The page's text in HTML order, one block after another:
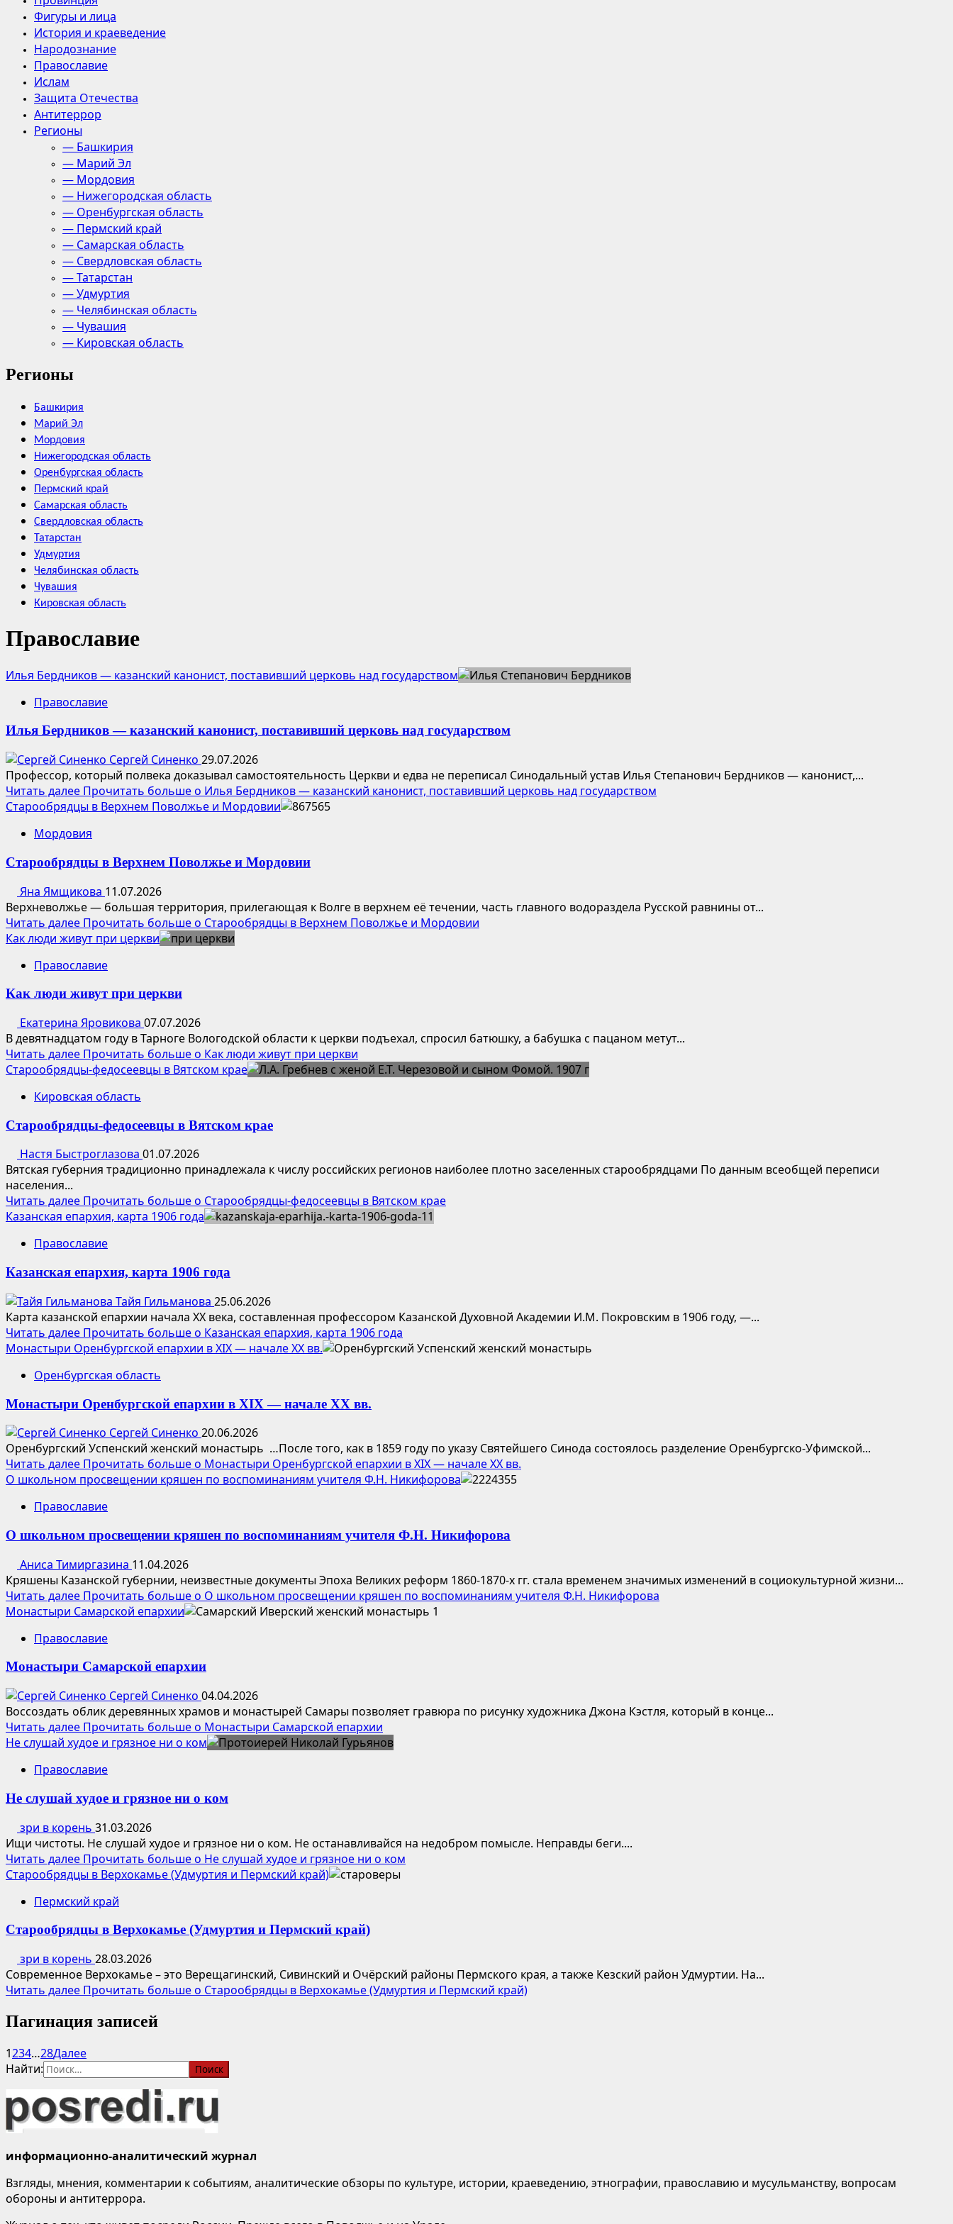
Фигуры и лица
История и краеведение
Народознание
Православие
Ислам
Защита Отечества
Антитеррор
Регионы
— Башкирия
— Марий Эл
— Мордовия
— Нижегородская область
— Оренбургская область
— Пермский край
— Самарская область
— Свердловская область
— Татарстан
— Удмуртия
— Челябинская область
— Чувашия
— Кировская область
Регионы
Башкирия
Марий Эл
Мордовия
Нижегородская область
Оренбургская область
Пермский край
Самарская область
Свердловская область
Татарстан
Удмуртия
Челябинская область
Чувашия
Кировская область
Православие
Илья Бердников — казанский канонист, поставивший церковь над государством
Православие
Илья Бердников — казанский канонист, поставивший церковь над государством
Сергей Синенко 29.07.2026
Профессор, который полвека доказывал самостоятельность Церкви и едва не переписал Синодальный устав Илья Степанович Бердников — канонист,...
Читать далее Прочитать больше о Илья Бердников — казанский канонист, поставивший церковь над государством
Старообрядцы в Верхнем Поволжье и Мордовии
Мордовия
Старообрядцы в Верхнем Поволжье и Мордовии
Яна Ямщикова 11.07.2026
Верхневолжье — большая территория, прилегающая к Волге в верхнем её течении, часть главного водораздела Русской равнины от...
Читать далее Прочитать больше о Старообрядцы в Верхнем Поволжье и Мордовии
Как люди живут при церкви
Православие
Как люди живут при церкви
Екатерина Яровикова 07.07.2026
В девятнадцатом году в Тарноге Вологодской области к церкви подъехал, спросил батюшку, а бабушка с пацаном метут...
Читать далее Прочитать больше о Как люди живут при церкви
Старообрядцы-федосеевцы в Вятском крае
Кировская область
Старообрядцы-федосеевцы в Вятском крае
Настя Быстроглазова 01.07.2026
Вятская губерния традиционно принадлежала к числу российских регионов наиболее плотно заселенных старообрядцами По данным всеобщей переписи
населения...
Читать далее Прочитать больше о Старообрядцы-федосеевцы в Вятском крае
Казанская епархия, карта 1906 года
Православие
Казанская епархия, карта 1906 года
Тайя Гильманова 25.06.2026
Карта казанской епархии начала XX века, составленная профессором Казанской Духовной Академии И.М. Покровским в 1906 году, —...
Читать далее Прочитать больше о Казанская епархия, карта 1906 года
Монастыри Оренбургской епархии в XIX — начале XX вв.
Оренбургская область
Монастыри Оренбургской епархии в XIX — начале XX вв.
Сергей Синенко 20.06.2026
Оренбургский Успенский женский монастырь …После того, как в 1859 году по указу Святейшего Синода состоялось разделение Оренбургско-Уфимской...
Читать далее Прочитать больше о Монастыри Оренбургской епархии в XIX — начале XX вв.
О школьном просвещении кряшен по воспоминаниям учителя Ф.Н. Никифорова
Православие
О школьном просвещении кряшен по воспоминаниям учителя Ф.Н. Никифорова
Аниса Тимиргазина 11.04.2026
Кряшены Казанской губернии, неизвестные документы Эпоха Великих реформ 1860-1870-х гг. стала временем значимых изменений в социокультурной жизни...
Читать далее Прочитать больше о О школьном просвещении кряшен по воспоминаниям учителя Ф.Н. Никифорова
Монастыри Самарской епархии
Православие
Монастыри Самарской епархии
Сергей Синенко 04.04.2026
Воссоздать облик деревянных храмов и монастырей Самары позволяет гравюра по рисунку художника Джона Кэстля, который в конце...
Читать далее Прочитать больше о Монастыри Самарской епархии
Не слушай худое и грязное ни о ком
Православие
Не слушай худое и грязное ни о ком
зри в корень 31.03.2026
Ищи чистоты. Не слушай худое и грязное ни о ком. Не останавливайся на недобром помысле. Неправды беги....
Читать далее Прочитать больше о Не слушай худое и грязное ни о ком
Старообрядцы в Верхокамье (Удмуртия и Пермский край)
Пермский край
Старообрядцы в Верхокамье (Удмуртия и Пермский край)
зри в корень 28.03.2026
Современное Верхокамье – это Верещагинский, Сивинский и Очёрский районы Пермского края, а также Кезский район Удмуртии. На...
Читать далее Прочитать больше о Старообрядцы в Верхокамье (Удмуртия и Пермский край)
Пагинация записей
1234…28Далее
Найти:
информационно-аналитический журнал
Взгляды, мнения, комментарии к событиям, аналитические обзоры по культуре, истории, краеведению, этнографии, православию и мусульманству, вопросам
обороны и антитеррора.